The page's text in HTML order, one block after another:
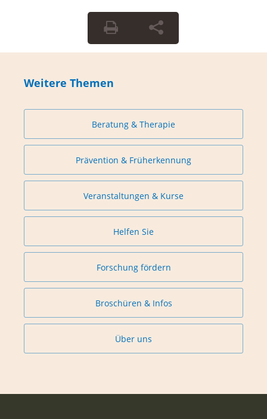
Weitere Themen
Beratung & Therapie
Prävention & Früherkennung
Veranstaltungen & Kurse
Helfen Sie
Forschung fördern
Broschüren & Infos
Über uns